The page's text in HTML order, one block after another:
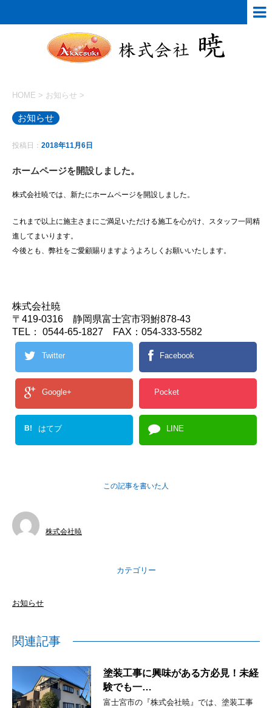
HOME > お知らせ >
お知らせ
投稿日： 2018年11月6日
ホームページを開設しました。
株式会社暁では、新たにホームページを開設しました。
これまで以上に施主さまにご満足いただける施工を心がけ、スタッフ一同精
進してまいります。
今後とも、弊社をご愛顧賜りますようよろしくお願いいたします。
株式会社暁
〒419-0316 静岡県富士宮市羽鮒878-43
TEL： 0544-65-1827 FAX：054-333-5582
Twitter Facebook
Google+ Pocket
B! はてブ LINE
この記事を書いた人
株式会社暁
カテゴリー
お知らせ
関連記事
塗装工事に興味がある方必見！未経
験でも一…
富士宮市の『株式会社暁』では、塗装工事